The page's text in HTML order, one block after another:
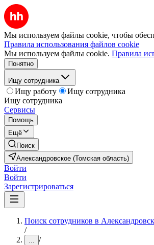
Мы используем файлы cookie, чтобы
Правила использования файлов cookie
Мы используем файлы cookie. Правила
Понятно
Ищу сотрудника
Ищу работу
Ищу сотрудника
Ищу сотрудника
Сервисы
Помощь
Ещё
Поиск
Александровское (Томская область)
Войти
Войти
Зарегистрироваться
Поиск сотрудников в
/
... /